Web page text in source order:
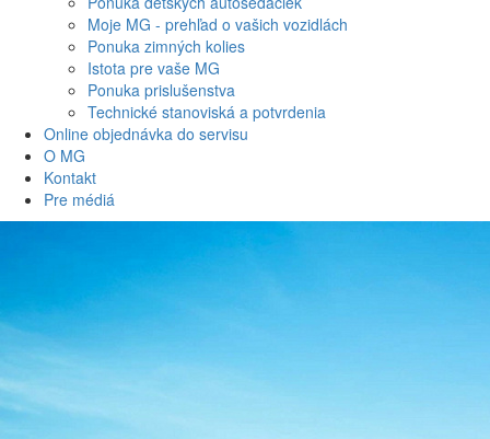
Moje MG - prehľad o vašich vozidlách
Ponuka zimných kolies
Istota pre vaše MG
Ponuka prislušenstva
Technické stanoviská a potvrdenia
Online objednávka do servisu
O MG
Kontakt
Pre médiá